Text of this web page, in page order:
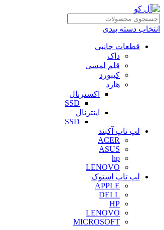
انتخاب دسته بندی
قطعات جانبی
داک
قلم لمسی
کیبورد
هارد
اکسترنال
SSD
اینترنال
SSD
لپ تاپ آکبند
ACER
ASUS
hp
LENOVO
لپ تاپ استوک
APPLE
DELL
HP
LENOVO
MICROSOFT